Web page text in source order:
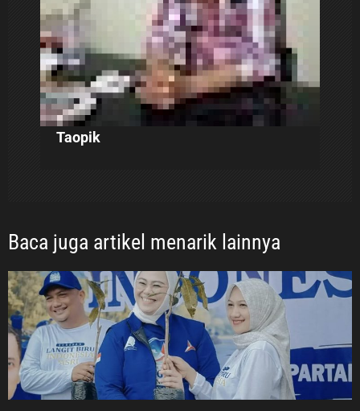
Taopik
Baca juga artikel menarik lainnya